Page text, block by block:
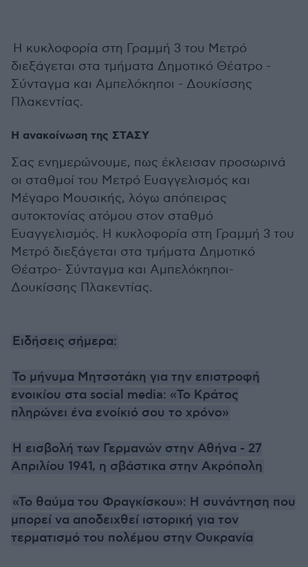
Η κυκλοφορία στη Γραμμή 3 του Μετρό
διεξάγεται στα τμήματα Δημοτικό Θέατρο -
Σύνταγμα και Αμπελόκηποι - Δουκίσσης
Πλακεντίας.
Η ανακοίνωση της ΣΤΑΣΥ
Σας ενημερώνουμε, πως έκλεισαν προσωρινά
οι σταθμοί του Μετρό Ευαγγελισμός και
Μέγαρο Μουσικής, λόγω απόπειρας
αυτοκτονίας ατόμου στον σταθμό
Ευαγγελισμός. Η κυκλοφορία στη Γραμμή 3 του
Μετρό διεξάγεται στα τμήματα Δημοτικό
Θέατρο- Σύνταγμα και Αμπελόκηποι-
Δουκίσσης Πλακεντίας.
Ειδήσεις σήμερα:
Το μήνυμα Μητσοτάκη για την επιστροφή
ενοικίου στα social media: «Το Κράτος
πληρώνει ένα ενοίκιό σου το χρόνο»
Η εισβολή των Γερμανών στην Αθήνα - 27
Απριλίου 1941, η σβάστικα στην Ακρόπολη
«Το θαύμα του Φραγκίσκου»: Η συνάντηση που
μπορεί να αποδειχθεί ιστορική για τον
τερματισμό του πολέμου στην Ουκρανία